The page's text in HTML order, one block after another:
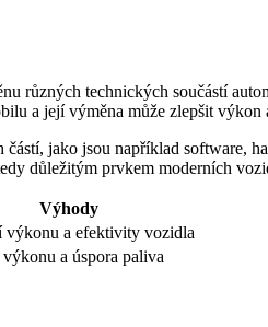
různých technických součástí
a její výměna může zlepšit
jako jsou například software,
důležitým prvkem moderních
Výhody
výkonu a efektivity vozidla
a úspora paliva